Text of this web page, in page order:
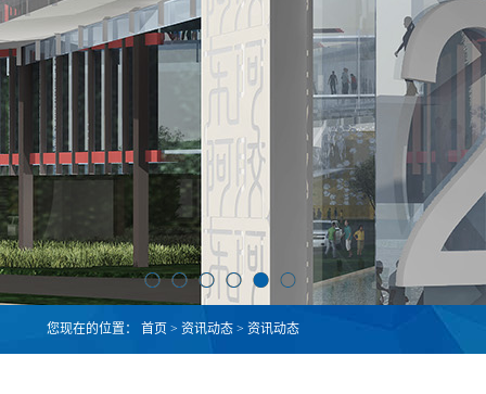
您现在的位置： 首页 > 资讯动态 > 资讯动态